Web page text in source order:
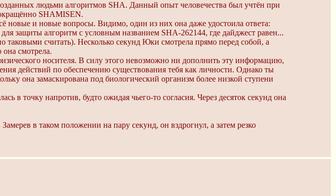
людьми алгоритмов SHA. Данный опыт человечества был учтён при
SHAMISEN.
новые и новые вопросы. Видимо, один из них она даже удостоила ответа:
защиты алгоритм с условным названием SHA-262144, где дайджест равен...
считать). Несколько секунд Юки смотрела прямо перед собой, а
она смотрела.
носителя. В силу этого невозможно ни дополнить эту информацию,
действий по обеспечению существования тебя как личности. Однако ты
она замаскирована под биологический организм более низкой ступени
в точку напротив, будто ожидая чьего-то согласия. Через десяток секунд она
в таком положении на пару секунд, он вздрогнул, а затем резко